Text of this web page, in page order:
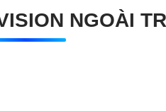
NGOÀI